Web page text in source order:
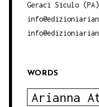
Geraci Siculo
WORDS
Arianna